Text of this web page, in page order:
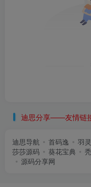
迪思分享——友情链
迪思导航 首码逸 羽
莎莎源码
葵花宝典
源码分享网